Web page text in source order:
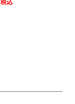
税込